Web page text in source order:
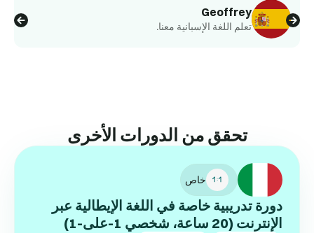
Geoffrey
تعلم اللغة الإسبانية معنا.
تحقق من الدورات الأخرى
خاص
دورة تدريبية خاصة في اللغة الإيطالية عبر
الإنترنت (20 ساعة، شخصي 1-على-1)